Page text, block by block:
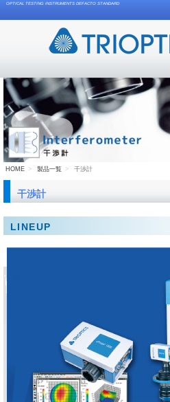
OPTICAL TESTING INSTRUMENTS DEFACTO STANDARD
HOME 製品一覧 干渉計
干渉計
LINEUP